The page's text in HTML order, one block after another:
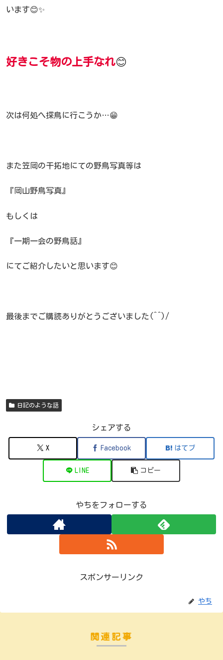
います😊✨
好きこそ物の上手なれ😊
次は何処へ探鳥に行こうか…😁
また笠岡の干拓地にての野鳥写真等は
『岡山野鳥写真』
もしくは
『一期一会の野鳥話』
にてご紹介したいと思います😊
最後までご購読ありがとうございました(^^)/
日記のような話
シェアする
X Facebook はてブ
LINE コピー
やちをフォローする
スポンサーリンク
やち
関連記事